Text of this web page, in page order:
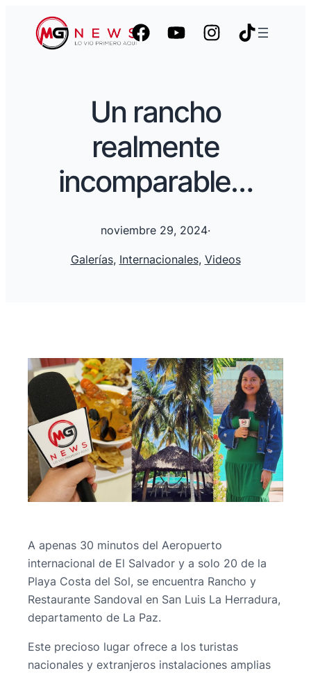
Un rancho
realmente
incomparable…
noviembre 29, 2024·
Galerías, Internacionales, Videos
A apenas 30 minutos del Aeropuerto
internacional de El Salvador y a solo 20 de la
Playa Costa del Sol, se encuentra Rancho y
Restaurante Sandoval en San Luis La Herradura,
departamento de La Paz.
Este precioso lugar ofrece a los turistas
nacionales y extranjeros instalaciones amplias